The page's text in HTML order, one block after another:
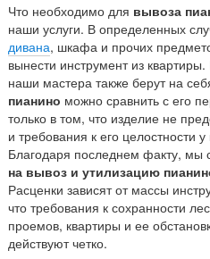
Что необходимо для вывоза
наши услуги. В определенных
дивана, шкафа и прочих
вынести инструмент из
наши мастера также берут на
пианино можно сравнить с его
только в том, что изделие не
и требования к его целостности у
Благодаря последнем факту, мы
на вывоз и утилизацию
Расценки зависят от массы
что требования к сохранности
проемов, квартиры и ее
действуют четко.